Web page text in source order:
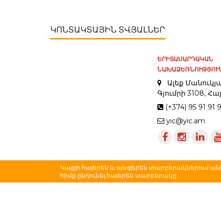
ԿՈՆՏԱԿՏԱՅԻՆ ՏՎՅԱԼՆԵՐ
ԵՐԻՏԱՍԱՐԴԱԿԱՆ
Ալեք
Գյումրի 3108,
(+374) 95 91 91
yic@yic.am
Կայքի հայերեն և անգլերեն տարբերակներում
հիմք ընդունել հայերեն տարբերակը: